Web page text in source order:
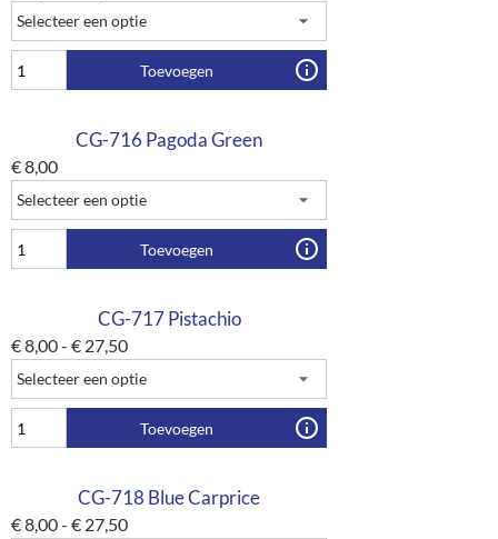
Toevoegen
CG-716 Pagoda Green
€8,00
Toevoegen
CG-717 Pistachio
€8,00- € 27,50
Toevoegen
CG-718 Blue Carprice
€8,00- € 27,50